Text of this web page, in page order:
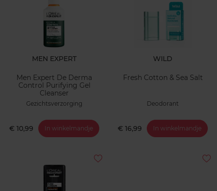
MEN EXPERT
Men Expert De Derma
Control Purifying Gel
Cleanser
Gezichtsverzorging
€ 10,99 In winkelmandje
WILD
Fresh Cotton & Sea Salt
Deodorant
€ 16,99 In winkelmandje